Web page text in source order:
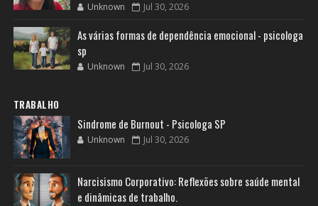
Unknown Jul 30, 2026
As várias formas de dependência emocional - psicologa
sp
Unknown Jul 30, 2026
TRABALHO
Sindrome de Burnout - Psicologa SP
Unknown Jul 30, 2026
Narcisismo Corporativo: Reflexões sobre saúde mental
e dinâmicas de trabalho.